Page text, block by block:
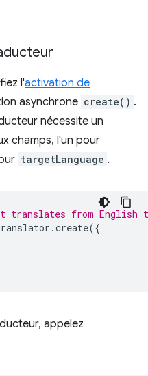
l'activation de
asynchrone create() .
nécessite un
champs, l'un pour
targetLanguage .
from English
.create({
appelez